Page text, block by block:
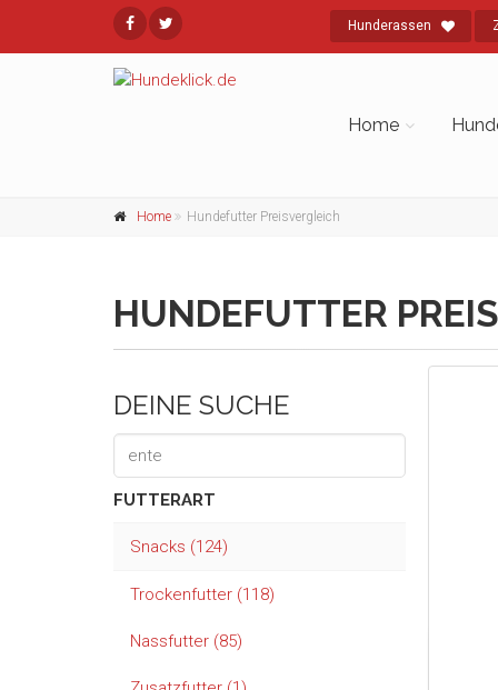
Hunderassen
Home
Home Hundefutter Preisvergleich
HUNDEFUTTER
DEINE SUCHE
FUTTERART
Snacks (124)
Trockenfutter (118)
Nassfutter (85)